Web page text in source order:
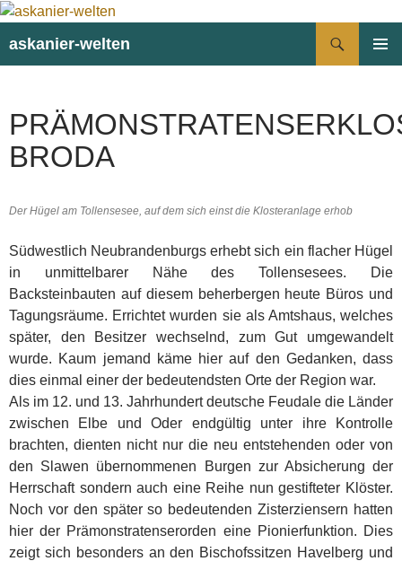
askanier-welten
BRODA
Der Hügel am Tollensesee, auf dem sich einst die Klosteranlage erhob
Südwestlich Neubrandenburgs erhebt sich ein flacher Hügel
in unmittelbarer Nähe des Tollensesees. Die
Backsteinbauten auf diesem beherbergen heute Büros und
Tagungsräume. Errichtet wurden sie als Amtshaus, welches
später, den Besitzer wechselnd, zum Gut umgewandelt
wurde. Kaum jemand käme hier auf den Gedanken, dass
dies einmal einer der bedeutendsten Orte der Region war.
Als im 12. und 13. Jahrhundert deutsche Feudale die Länder
zwischen Elbe und Oder endgültig unter ihre Kontrolle
brachten, dienten nicht nur die neu entstehenden oder von
den Slawen übernommenen Burgen zur Absicherung der
Herrschaft sondern auch eine Reihe nun gestifteter Klöster.
Noch vor den später so bedeutenden Zisterziensern hatten
hier der Prämonstratenserorden eine Pionierfunktion. Dies
zeigt sich besonders an den Bischofssitzen Havelberg und